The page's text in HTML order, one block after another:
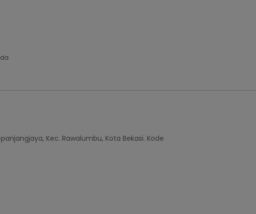
Kec. Rawalumbu, Kota Bekasi. Kode